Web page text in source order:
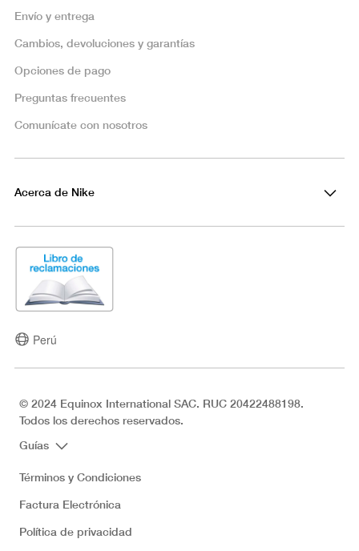
Envío y entrega
Cambios, devoluciones y garantías
Opciones de pago
Preguntas frecuentes
Comunícate con nosotros
Acerca de Nike
Perú
© 2024 Equinox International SAC. RUC 20422488198.
Todos los derechos reservados.
Guías
Términos y Condiciones
Factura Electrónica
Política de privacidad